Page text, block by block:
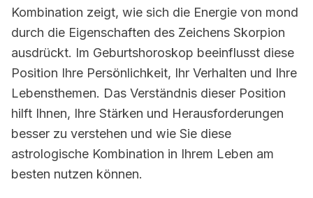
Kombination zeigt, wie sich die Energie von mond
durch die Eigenschaften des Zeichens Skorpion
ausdrückt. Im Geburtshoroskop beeinflusst diese
Position Ihre Persönlichkeit, Ihr Verhalten und Ihre
Lebensthemen. Das Verständnis dieser Position
hilft Ihnen, Ihre Stärken und Herausforderungen
besser zu verstehen und wie Sie diese
astrologische Kombination in Ihrem Leben am
besten nutzen können.